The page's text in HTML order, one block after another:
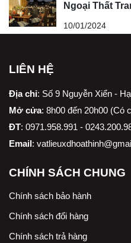
Ngoại Thất
10/01/2024
LIÊN HỆ
Địa chỉ: Số 9 Nguyễn Xiển -
Mở cửa: 8h00 đến 20h00 (Có
ĐT: 0971.958.991 -
Email:
CHÍNH SÁCH CHUNG
Chính sách bảo hành
Chính sách đổi hàng
Chính sách trả hàng